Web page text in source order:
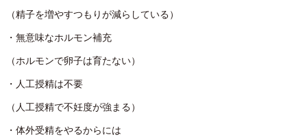
（精子を増やすつもりが減らしている）
・無意味なホルモン補充
（ホルモンで卵子は育たない）
・人工授精は不要
（人工授精で不妊度が強まる）
・体外受精をやるからには